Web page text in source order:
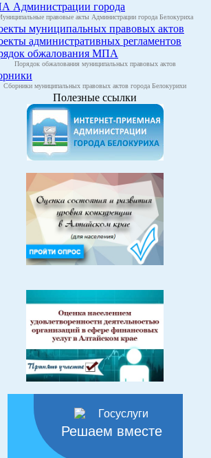
Администрации города
правовые акты Администрации города Белокуриха
муниципальных правовых актов
административных регламентов
обжалования МПА
Порядок обжалования муниципальных правовых актов
Сборники муниципальных правовых актов города Белокурихи
Полезные ссылки
Решаем вместе